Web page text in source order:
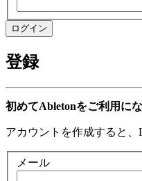
登録
初めてAbletonをご利用に
アカウントを作成すると
メール